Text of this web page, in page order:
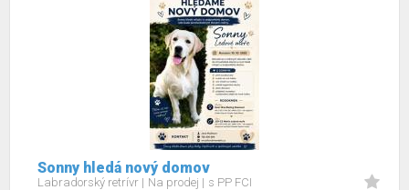
Sonny hledá nový domov
Labradorský retrívr Na prodej s PP FCI